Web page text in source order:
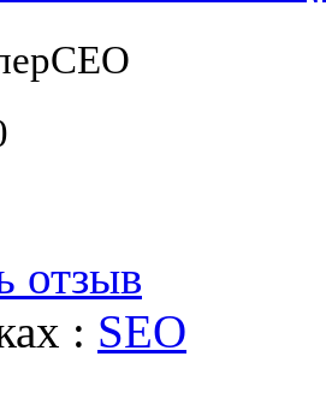
отзыв
: SEO